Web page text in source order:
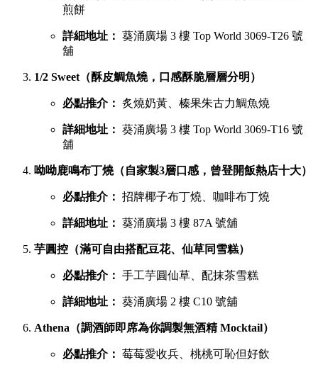
葵廣最強甜品 TOP 6 排行榜
薦的六大甜點名單：
鳩戟（梳乎厘充滿空氣感，入口即化）
必點推介： Pistachio開心果、超低糖質伯爵茶
詳細地址：葵涌廣場 3 樓 87B 號舖
蕉積妹（人氣泰式香蕉煎餅，邪惡爆燈）
必點推介： 招牌朱古力香蕉煎餅、開心果醬香蕉
舖